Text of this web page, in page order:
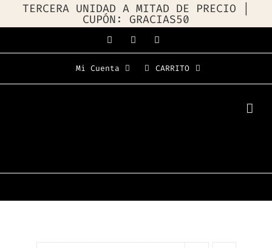
TERCERA UNIDAD A MITAD DE PRECIO |
CUPÓN: GRACIAS50
al
FacebookInstagramWhatsApp
Mi Cuenta CARRITO